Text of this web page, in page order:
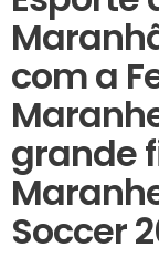
com a
grande
Soccer